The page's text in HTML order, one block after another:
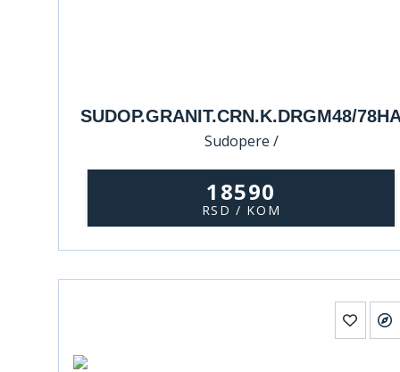
SUDOP.GRANIT.CRN.K.DRGM48/
Sudopere /
18590
RSD / KOM